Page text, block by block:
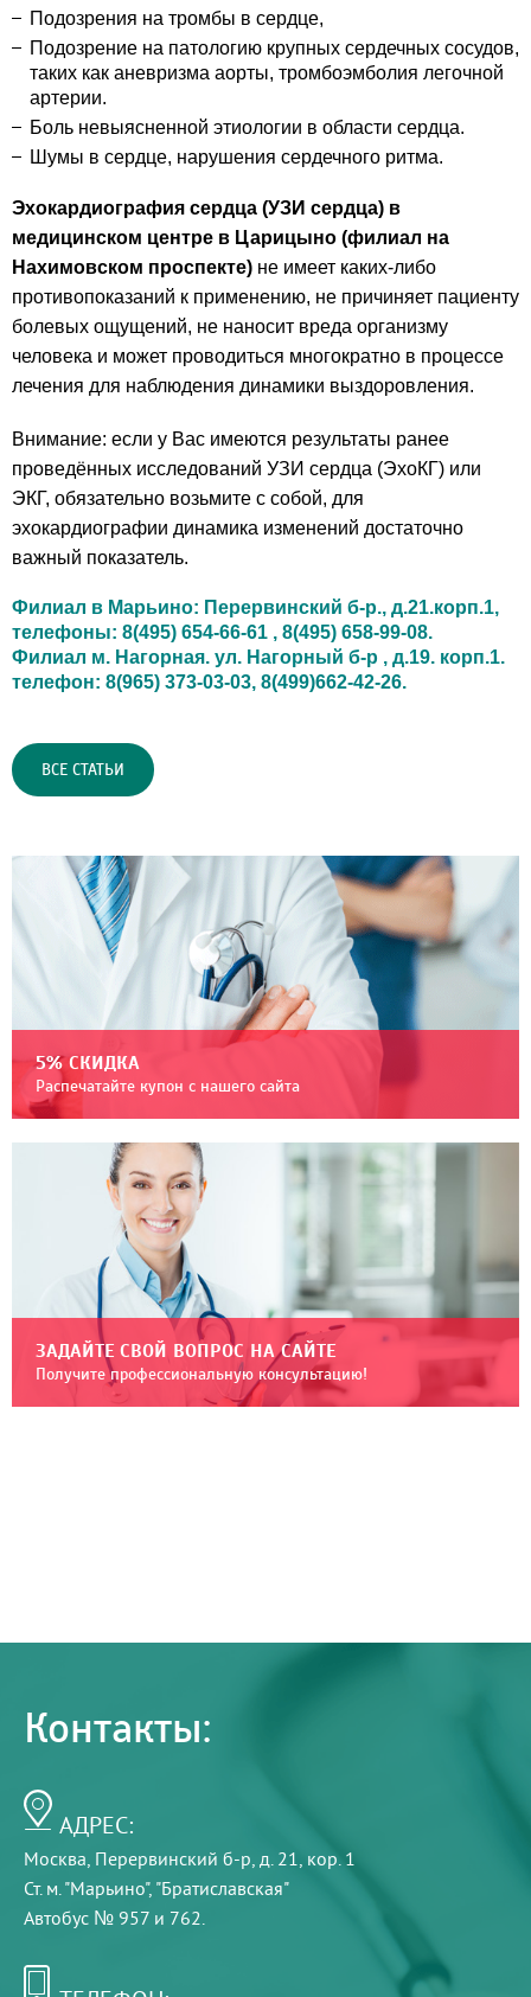
Подозрения на тромбы в сердце,
Подозрение на патологию крупных сердечных сосудов,
таких как аневризма аорты, тромбоэмболия легочной
артерии.
Боль невыясненной этиологии в области сердца.
Шумы в сердце, нарушения сердечного ритма.
Эхокардиография сердца (УЗИ сердца) в
медицинском центре в Царицыно (филиал на
Нахимовском проспекте) не имеет каких-либо
противопоказаний к применению, не причиняет пациенту
болевых ощущений, не наносит вреда организму
человека и может проводиться многократно в процессе
лечения для наблюдения динамики выздоровления.
Внимание: если у Вас имеются результаты ранее
проведённых исследований УЗИ сердца (ЭхоКГ) или
ЭКГ, обязательно возьмите с собой, для
эхокардиографии динамика изменений достаточно
важный показатель.
Филиал в Марьино: Перервинский б-р., д.21.корп.1,
телефоны: 8(495) 654-66-61 , 8(495) 658-99-08.
Филиал м. Нагорная. ул. Нагорный б-р , д.19. корп.1.
телефон: 8(965) 373-03-03, 8(499)662-42-26.
ВСЕ СТАТЬИ
5% СКИДКА
Распечатайте купон с нашего сайта
ЗАДАЙТЕ СВОЙ ВОПРОС НА САЙТЕ
Получите профессиональную консультацию!
Контакты:
АДРЕС:
Москва, Перервинский б-р, д. 21, кор. 1
Ст. м. "Марьино", "Братиславская"
Автобус № 957 и 762.